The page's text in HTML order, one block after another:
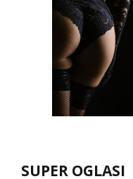
SUPER OGLASI